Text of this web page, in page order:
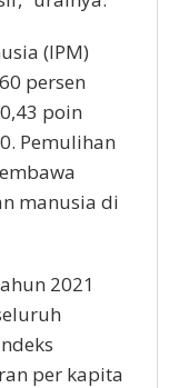
(IPM)
persen
poin
Pemulihan
manusia di
2021
per kapita